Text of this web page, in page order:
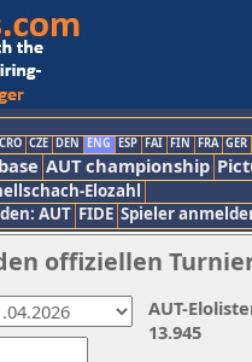
CRO CZE DEN ENG ESP FAI FIN FRA GER
AUT championship
Elozahl
AUT FIDE Spieler
offiziellen
AUT-
13.945